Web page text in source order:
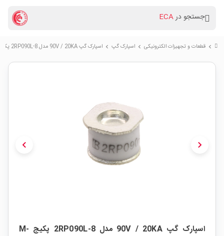
جستجو درECA
chevron_right قطعات و تجهیزات الکترونیکی chevron_right اسپارک گپ chevron_right اسپارک گپ 90V / 20KA مدل 2RP090L-8 پکیج M-TYPE
chevron_left chevron_right
اسپارک گپ 90V / 20KA مدل 2RP090L-8 پکیج M-